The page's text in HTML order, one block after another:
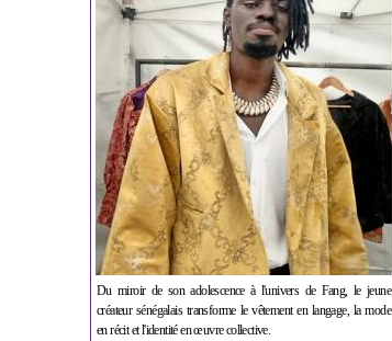
Du miroir de son adolescence à l'univers de Fang, le jeune
créateur sénégalais transforme le vêtement en langage, la mode
en récit et l'identité en œuvre collective.